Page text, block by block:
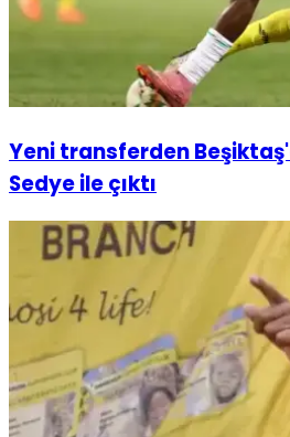
Yeni transferden
Sedye ile çıktı